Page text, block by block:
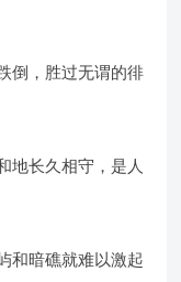
倒，胜过无谓的徘
地长久相守，是人
和暗礁就难以激起